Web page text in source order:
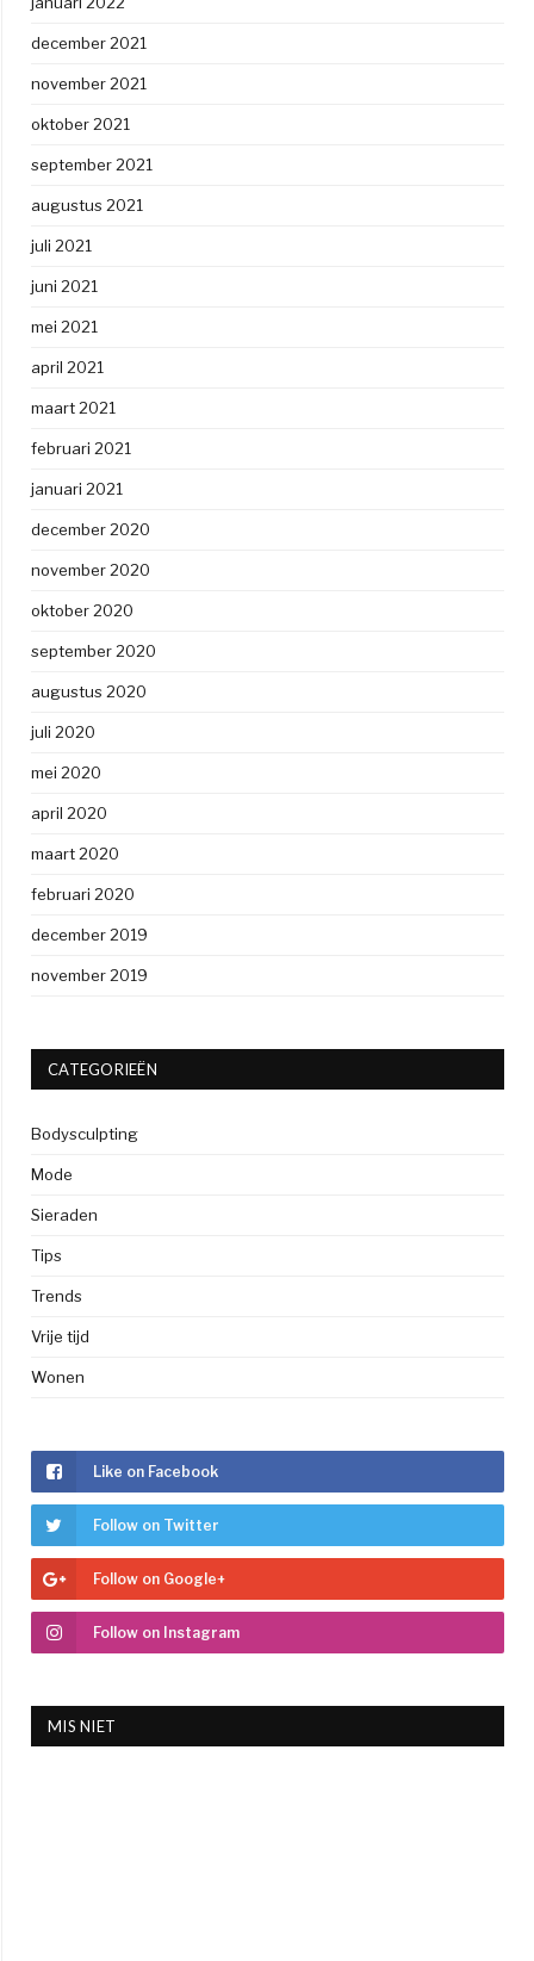
december 2021
november 2021
oktober 2021
september 2021
augustus 2021
juli 2021
juni 2021
mei 2021
april 2021
maart 2021
februari 2021
januari 2021
december 2020
november 2020
oktober 2020
september 2020
augustus 2020
juli 2020
mei 2020
april 2020
maart 2020
februari 2020
december 2019
november 2019
CATEGORIEËN
Bodysculpting
Mode
Sieraden
Tips
Trends
Vrije tijd
Wonen
Like on Facebook
Follow on Twitter
Follow on Google+
Follow on Instagram
MIS NIET